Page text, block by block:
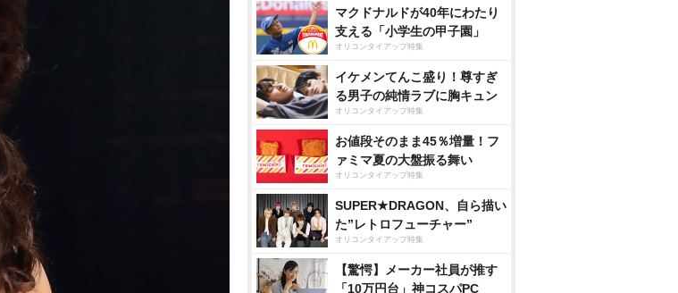
マクドナルドが40年にわたり
支える「小学生の甲子園」
オリコンタイアップ特集
イケメンてんこ盛り！尊すぎ
る男子の純情ラブに胸キュン
オリコンタイアップ特集
お値段そのまま45％増量！フ
ァミマ夏の大盤振る舞い
オリコンタイアップ特集
SUPER★DRAGON、自ら描い
た”レトロフューチャー”
オリコンタイアップ特集
【驚愕】メーカー社員が推す
「10万円台」神コスパPC